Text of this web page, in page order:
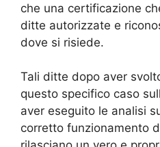
che una certificazione
ditte autorizzate e
dove si risiede.
Tali ditte dopo aver
questo specifico caso
aver eseguito le analisi
corretto funzionamento